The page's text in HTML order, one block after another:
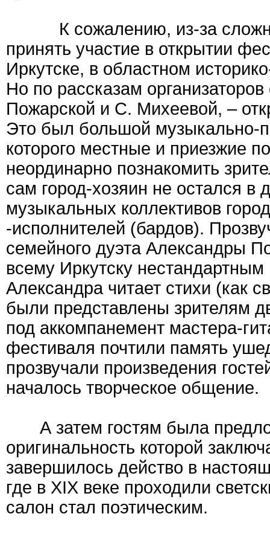
К сожалению, из-за
принять участие в открытии
Иркутске, в областном
Но по рассказам
Пожарской и С. Михеевой, –
Это был большой музыкально-
которого местные и приезжие
неординарно познакомить
сам город-хозяин не остался в
музыкальных коллективов
-исполнителей (бардов).
семейного дуэта Александры
всему Иркутску
Александра читает стихи (как
были представлены зрителям
под аккомпанемент мастера-
фестиваля почтили память
прозвучали произведения
началось творческое общение.
А затем гостям была
оригинальность которой
завершилось действо в
где в XIX веке проходили
салон стал поэтическим.